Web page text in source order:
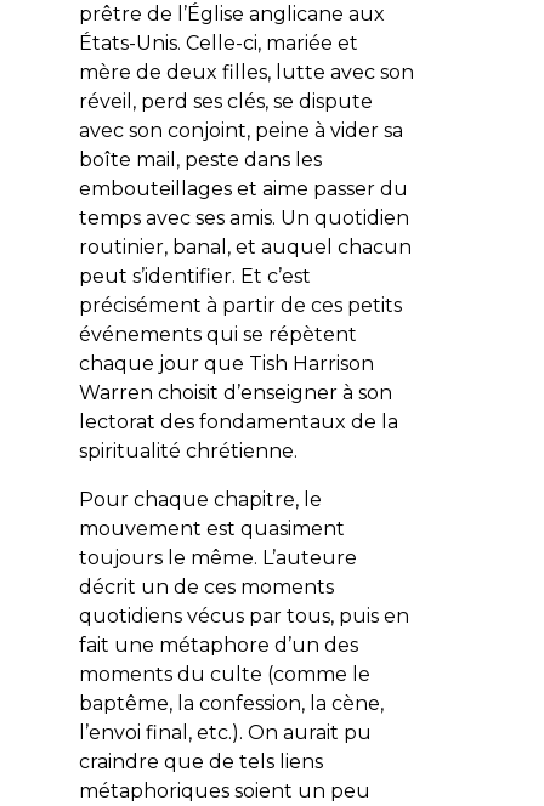
prêtre de l’Église anglicane aux
États-Unis. Celle-ci, mariée et
mère de deux filles, lutte avec son
réveil, perd ses clés, se dispute
avec son conjoint, peine à vider sa
boîte mail, peste dans les
embouteillages et aime passer du
temps avec ses amis. Un quotidien
routinier, banal, et auquel chacun
peut s’identifier. Et c’est
précisément à partir de ces petits
événements qui se répètent
chaque jour que Tish Harrison
Warren choisit d’enseigner à son
lectorat des fondamentaux de la
spiritualité chrétienne.
Pour chaque chapitre, le
mouvement est quasiment
toujours le même. L’auteure
décrit un de ces moments
quotidiens vécus par tous, puis en
fait une métaphore d’un des
moments du culte (comme le
baptême, la confession, la cène,
l’envoi final, etc.). On aurait pu
craindre que de tels liens
métaphoriques soient un peu